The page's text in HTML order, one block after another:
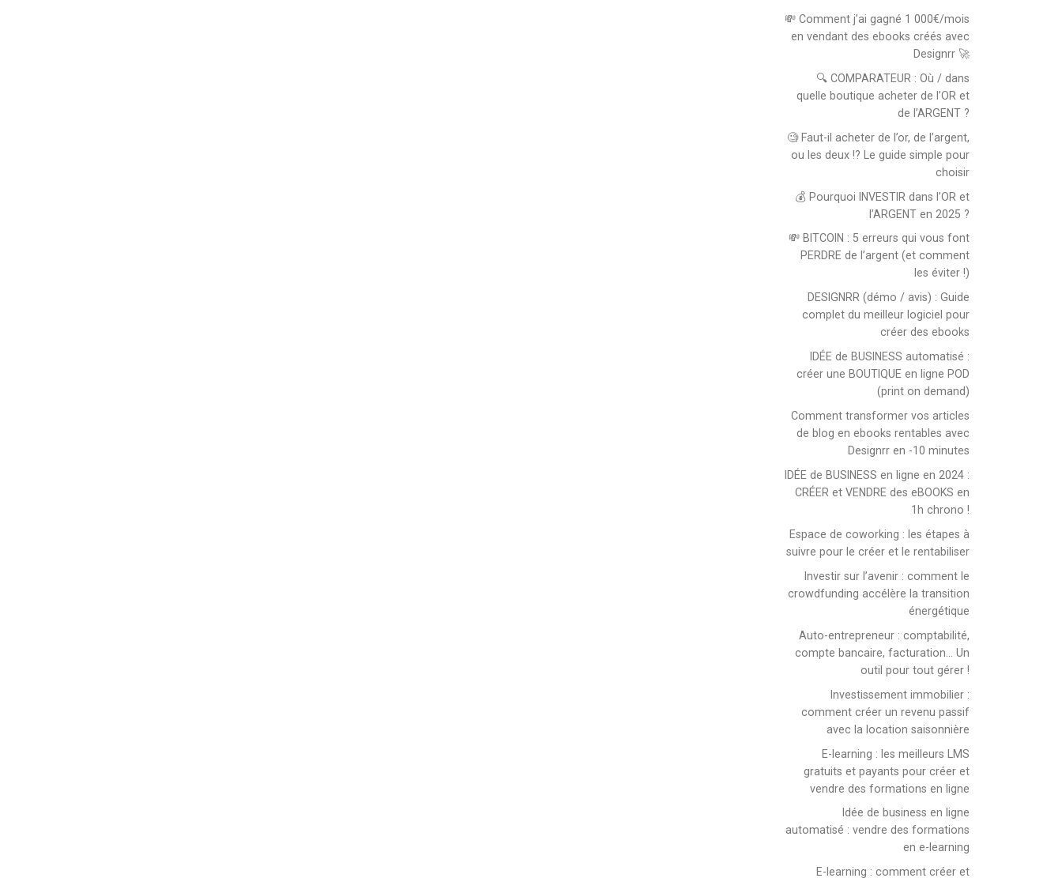
💸 Comment j’ai gagné 1 000€/mois
en vendant des ebooks créés avec
Designrr 🚀
🔍 COMPARATEUR : Où / dans
quelle boutique acheter de l’OR et
de l’ARGENT ?
🧐 Faut-il acheter de l’or, de l’argent,
ou les deux !? Le guide simple pour
choisir
💰 Pourquoi INVESTIR dans l’OR et
l’ARGENT en 2025 ?
💸 BITCOIN : 5 erreurs qui vous font
PERDRE de l’argent (et comment
les éviter !)
DESIGNRR (démo / avis) : Guide
complet du meilleur logiciel pour
créer des ebooks
IDÉE de BUSINESS automatisé :
créer une BOUTIQUE en ligne POD
(print on demand)
Comment transformer vos articles
de blog en ebooks rentables avec
Designrr en -10 minutes
IDÉE de BUSINESS en ligne en 2024 :
CRÉER et VENDRE des eBOOKS en
1h chrono !
Espace de coworking : les étapes à
suivre pour le créer et le rentabiliser
Investir sur l’avenir : comment le
crowdfunding accélère la transition
énergétique
Auto-entrepreneur : comptabilité,
compte bancaire, facturation… Un
outil pour tout gérer !
Investissement immobilier :
comment créer un revenu passif
avec la location saisonnière
E-learning : les meilleurs LMS
gratuits et payants pour créer et
vendre des formations en ligne
Idée de business en ligne
automatisé : vendre des formations
en e-learning
E-learning : comment créer et